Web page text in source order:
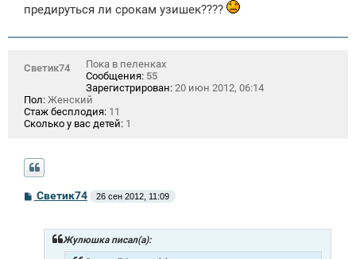
предируться ли срокам узишек????
Светик74
Пока в пеленках
Сообщения: 55
Зарегистрирован: 20 июн 2012, 06:14
Пол: Женский
Стаж бесплодия: 11
Сколько у вас детей: 1
ССветик74 26 сен 2012, 11:09
Жулюшка писал(а):